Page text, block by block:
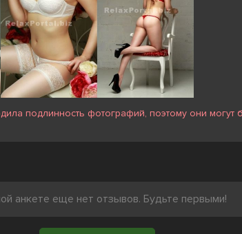
подлинность фотографий, поэтому они могут
анкете еще нет отзывов. Будьте первыми!